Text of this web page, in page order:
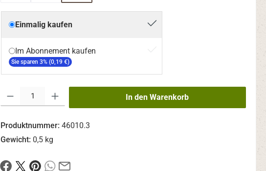
Einmalig kaufen
Im Abonnement kaufen
Sie sparen 3% (0,19 €)
In den Warenkorb
Produktnummer: 46010.3
Gewicht: 0,5 kg